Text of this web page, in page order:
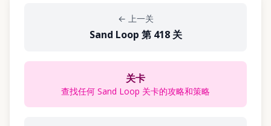
← 上一关
Sand Loop 第 418 关
关卡
查找任何 Sand Loop 关卡的攻略和策略